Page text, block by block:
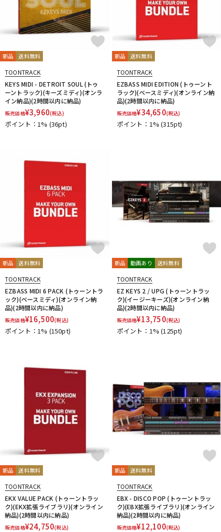
新品 送料無料
TOONTRACK
KEYS MIDI - DETROIT SOUL (トゥ
ーントラック)(キーズミディ)(オンラ
イン納品)(2時間以内に納品)
販売価格¥3,960(税込)
ポイント：1% (36pt)
新品 送料無料
TOONTRACK
EZBASS MIDI EDITION (トゥーント
ラック)(ベースミディ)(オンライン納
品)(2時間以内に納品)
販売価格¥34,650(税込)
ポイント：1%(315pt)
新品 送料無料
TOONTRACK
EZBASS MIDI 6 PACK (トゥーントラ
ック)(ベースミディ)(オンライン納
品)(2時間以内に納品)
販売価格¥16,500(税込)
ポイント：1% (150pt)
新品 動画あり 送料無料
TOONTRACK
EZ KEYS 2 / UPG (トゥーントラッ
ク)(イージーキーズ)(オンライン納
品)(2時間以内に納品)
販売価格¥13,750(税込)
ポイント：1%(125pt)
新品 送料無料
TOONTRACK
EKX VALUE PACK (トゥーントラッ
ク)(EKX拡張ライブラリ)(オンライン
納品)(2時間以内に納品)
販売価格¥24,750(税込)
新品 送料無料
TOONTRACK
EBX - DISCO POP (トゥーントラッ
ク)(EBX拡張ライブラリ)(オンライン
納品)(2時間以内に納品)
販売価格¥12,100(税込)